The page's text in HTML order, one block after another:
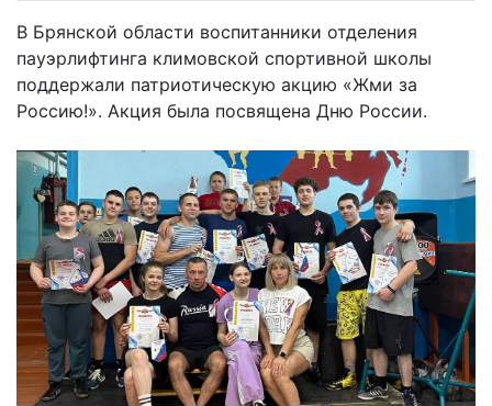
В Брянской области воспитанники отделения
пауэрлифтинга климовской спортивной школы
поддержали патриотическую акцию «Жми за
Россию!». Акция была посвящена Дню России.